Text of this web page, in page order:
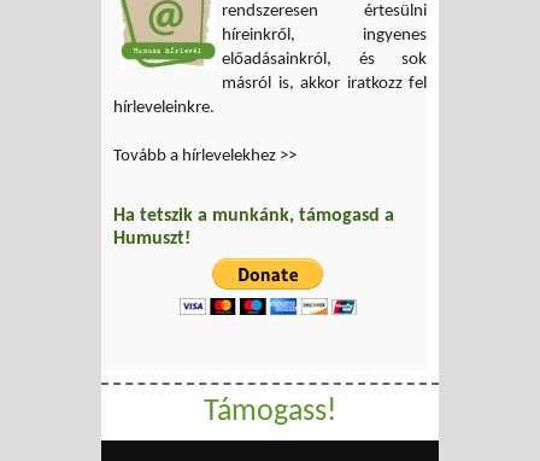
rendszeresen értesülni
híreinkről, ingyenes
előadásainkról, és sok
másról is, akkor iratkozz fel
hírleveleinkre.
Tovább a hírlevelekhez >>
Ha tetszik a munkánk, támogasd a
Humuszt!
Támogass!